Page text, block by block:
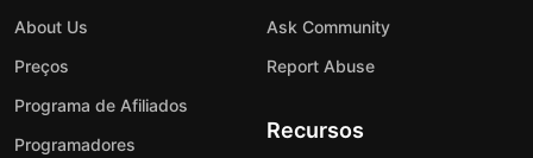
About Us
Preços
Programa de Afiliados
Programadores
Ask Community
Report Abuse
Recursos